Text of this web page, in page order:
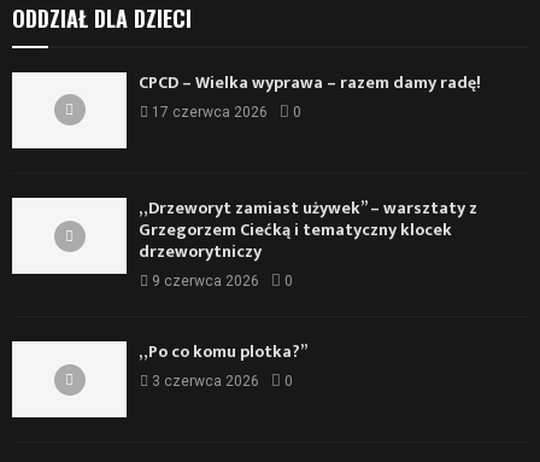
ODDZIAŁ DLA DZIECI
CPCD – Wielka wyprawa – razem damy radę!
17 czerwca 2026 0
„Drzeworyt zamiast używek” – warsztaty z
Grzegorzem Ciećką i tematyczny klocek
drzeworytniczy
9 czerwca 2026 0
„Po co komu plotka?”
3 czerwca 2026 0